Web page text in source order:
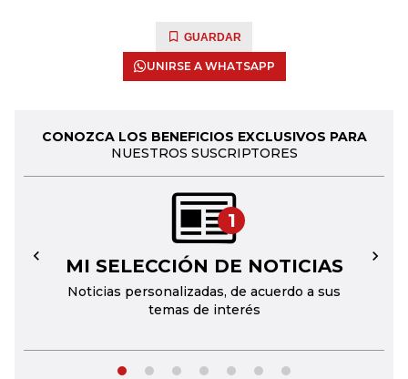
GUARDAR
UNIRSE A WHATSAPP
CONOZCA LOS BENEFICIOS EXCLUSIVOS PARA
NUESTROS SUSCRIPTORES
1
MI SELECCIÓN DE NOTICIAS
Noticias personalizadas, de acuerdo a sus
temas de interés
← →